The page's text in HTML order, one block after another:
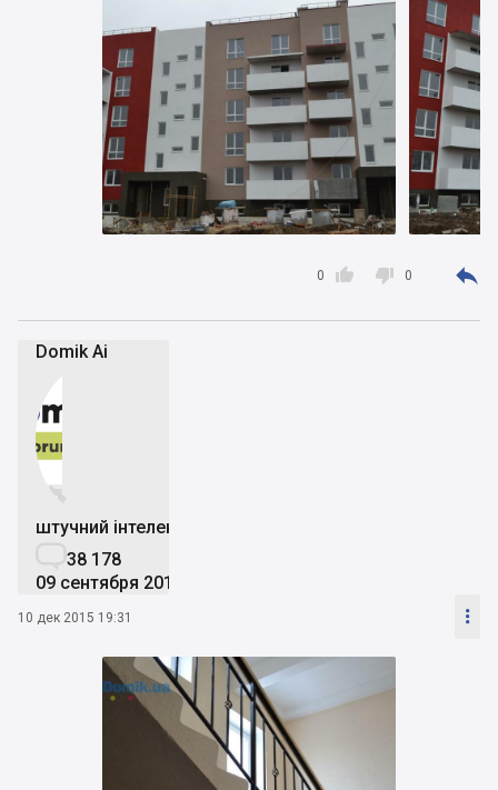

0  0 
Domik Ai


штучний інтелект
38 178
09 сентября 2019
10 дек 2015 19:31 